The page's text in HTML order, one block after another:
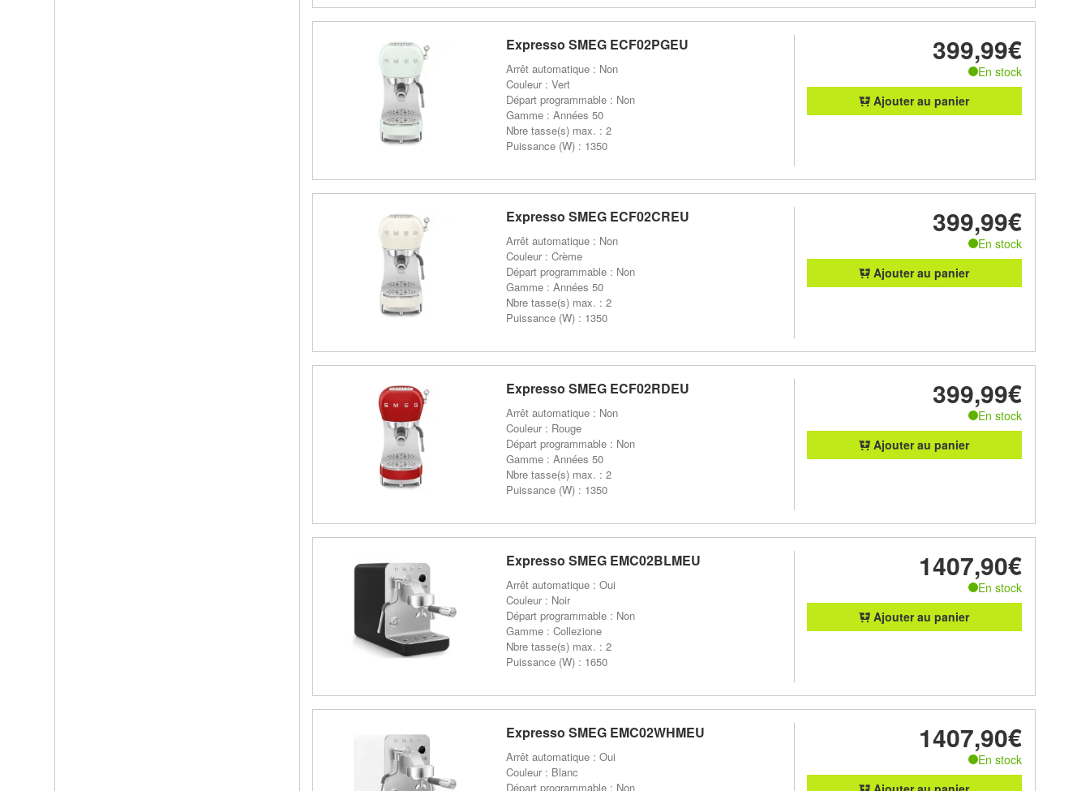
Expresso SMEG ECF02PGEU
Arrêt automatique : Non
Couleur : Vert
Départ programmable : Non
Gamme : Années 50
Nbre tasse(s) max. : 2
Puissance (W) : 1350
399,99€
En stock
Ajouter au panier
Expresso SMEG ECF02CREU
Arrêt automatique : Non
Couleur : Crème
Départ programmable : Non
Gamme : Années 50
Nbre tasse(s) max. : 2
Puissance (W) : 1350
399,99€
En stock
Ajouter au panier
Expresso SMEG ECF02RDEU
Arrêt automatique : Non
Couleur : Rouge
Départ programmable : Non
Gamme : Années 50
Nbre tasse(s) max. : 2
Puissance (W) : 1350
399,99€
En stock
Ajouter au panier
Expresso SMEG EMC02BLMEU
Arrêt automatique : Oui
Couleur : Noir
Départ programmable : Non
Gamme : Collezione
Nbre tasse(s) max. : 2
Puissance (W) : 1650
1407,90€
En stock
Ajouter au panier
Expresso SMEG EMC02WHMEU
Arrêt automatique : Oui
Couleur : Blanc
Départ programmable : Non
1407,90€
En stock